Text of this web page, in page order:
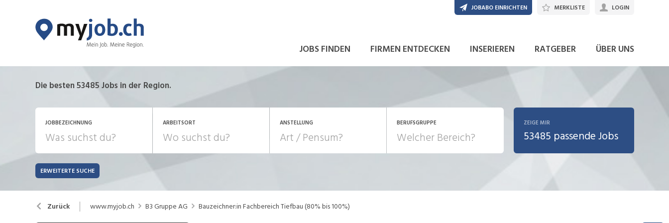
JOBS FINDEN FIRMEN ENTDECKEN INSERIEREN RATGEBER ÜBER UNS
JOBABO EINRICHTEN MERKLISTE LOGIN
Die besten 53485 Jobs in der Region.
JOBBEZEICHNUNG ARBEITSORT ANSTELLUNG
JOB-TYP
Festanstellung
Temporär (befristet)
BERUFSGRUPPE
Bank, Versicherung
Chemie, Pharma, Biotechnologie
Consulting, Human Resources
ZEIGE MIR
53485 passende Jobs
ERWEITERTE SUCHE
Zurück www.myjob.ch B3 Gruppe AG Bauzeichner:in Fachbereich Tiefbau (80% bis 100%)